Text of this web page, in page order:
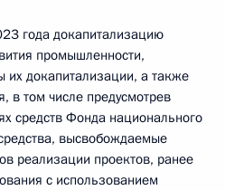
года докапитализацию
промышленности,
докапитализации, а также
в том числе предусмотрев
средств Фонда национального
высвобождаемые
реализации проектов, ранее
с использованием